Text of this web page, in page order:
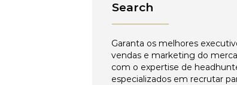
Search
Garanta os melhores
vendas e marketing do
com o expertise de
especializados em recrutar